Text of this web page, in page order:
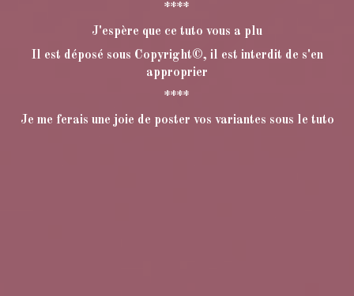
****
J'espère que ce tuto vous a plu
Il est déposé sous Copyright©, il est interdit de s'en
approprier
****
Je me ferais une joie de poster vos variantes sous le tuto